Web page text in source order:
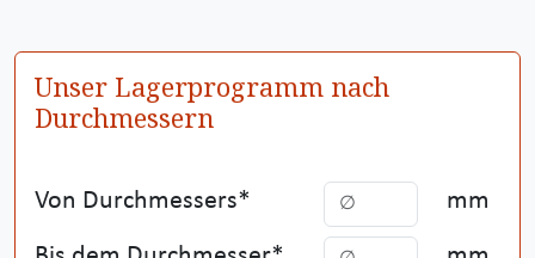
Unser Lagerprogramm nach
Durchmessern
Von Durchmessers
mm